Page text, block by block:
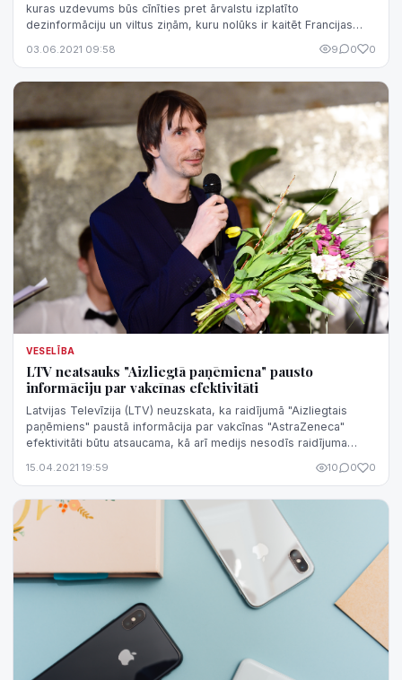
kuras uzdevums būs cīnīties pret ārvalstu izplatīto
dezinformāciju un viltus ziņām, kuru nolūks ir kaitēt Francijas
03.06.2021 09:58 9 0 0
VESELĪBA
LTV neatsauks "Aizliegtā paņēmiena" pausto
informāciju par vakcīnas efektivitāti
Latvijas Televīzija (LTV) neuzskata, ka raidījumā "Aizliegtais
paņēmiens" paustā informācija par vakcīnas "AstraZeneca"
efektivitāti būtu atsaucama, kā arī medijs nesodīs raidījuma
15.04.2021 19:59 10 0 0